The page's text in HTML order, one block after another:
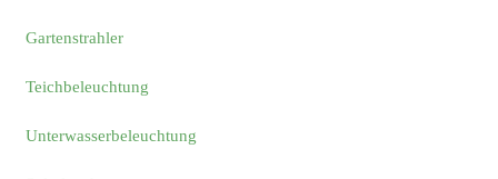
Gartenstrahler
Teichbeleuchtung
Unterwasserbeleuchtung